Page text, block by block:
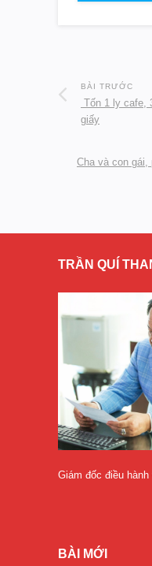
BÀI TRƯỚC
Tốn 1 ly
giấy
Cha và con gái,
TRẦN QUÍ
Giám đốc điều
BÀI MỚI